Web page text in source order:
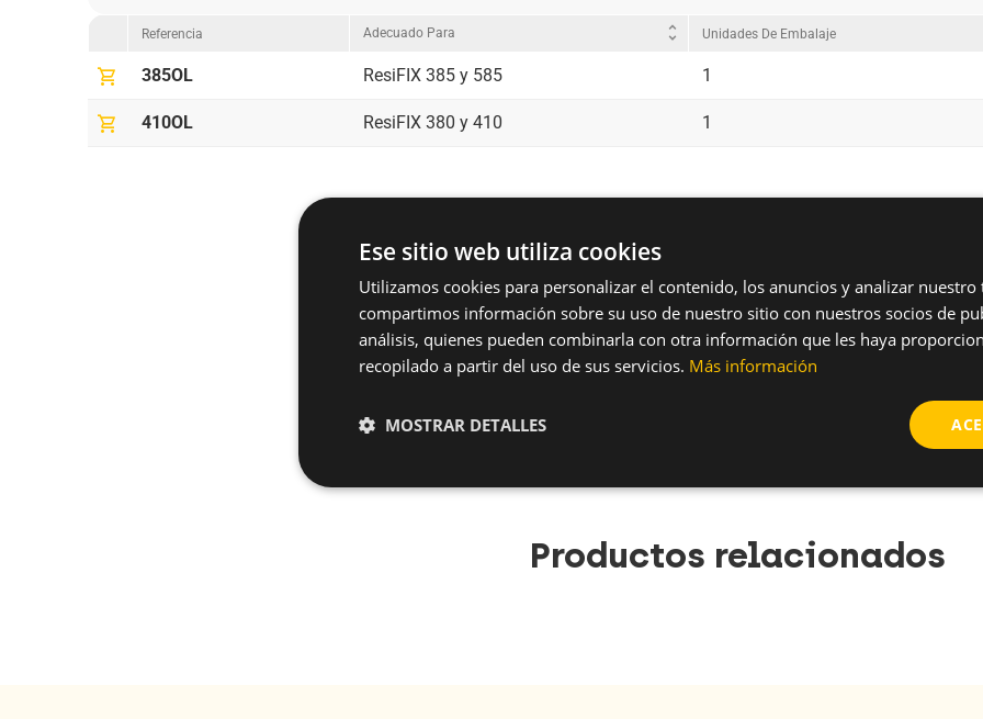
Referencia Adecuado Para unfold_more Unidades De Embalaje
shopping_cart 385OL ResiFIX 385 y 585 1
shopping_cart 410OL ResiFIX 380 y 410 1
¿Tienes alguna duda sobre este
Solicitar más información
Productos relacionados
Ese sitio web utiliza cookies
Utilizamos cookies para personalizar el contenido, los anuncios y analizar nuestro
compartimos información sobre su uso de nuestro sitio con nuestros socios de
análisis, quienes pueden combinarla con otra información que les haya
recopilado a partir del uso de sus servicios. Más información
MOSTRAR DETALLES